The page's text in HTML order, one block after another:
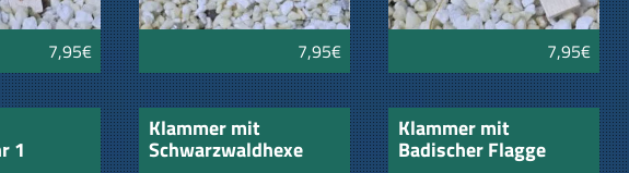
7,95€ 7,95€ 7,95€
1
Klammer mit
Schwarzwaldhexe
Klammer mit
Badischer Flagge